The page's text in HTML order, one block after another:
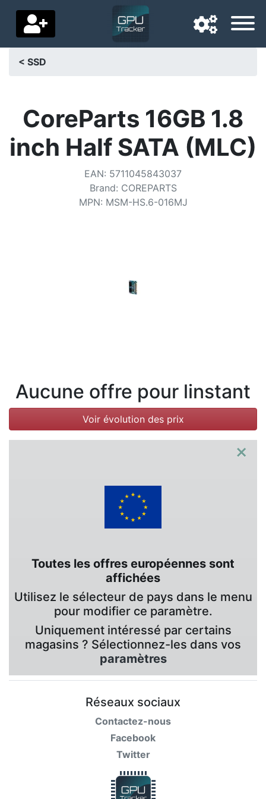
Pays de livraison
Accueil
< SSD
CoreParts 16GB 1.8
inch Half SATA (MLC)
EAN: 5711045843037
Brand: COREPARTS
MPN: MSM-HS.6-016MJ
Aucune offre pour linstant
Voir évolution des prix
×
Toutes les offres européennes sont
affichées
Utilisez le sélecteur de pays dans le menu
pour modifier ce paramètre.
Uniquement intéressé par certains
magasins ? Sélectionnez-les dans vos
paramètres
Réseaux sociaux
Contactez-nous
Facebook
Twitter